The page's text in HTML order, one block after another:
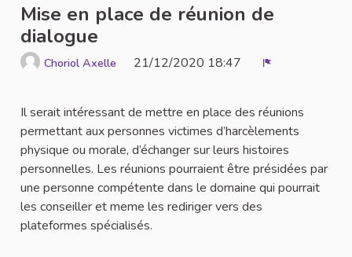
Mise en place de réunion de
dialogue
Choriol Axelle 21/12/2020 18:47
Il serait intéressant de mettre en place des réunions
permettant aux personnes victimes d’harcèlements
physique ou morale, d’échanger sur leurs histoires
personnelles. Les réunions pourraient être présidées par
une personne compétente dans le domaine qui pourrait
les conseiller et meme les rediriger vers des
plateformes spécialisés.